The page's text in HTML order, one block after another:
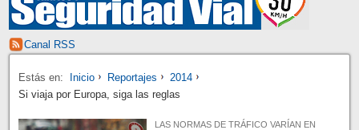
Canal RSS
Estás en: Inicio Reportajes
2014
Si viaja por Europa, siga las reglas
LAS NORMAS DE TRÁFICO VARÍAN EN